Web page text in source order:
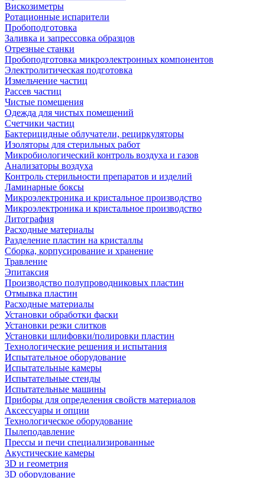
Вискозиметры
Ротационные испарители
Пробоподготовка
Заливка и запрессовка образцов
Отрезные станки
Пробоподготовка микроэлектронных компонентов
Электролитическая подготовка
Измельчение частиц
Рассев частиц
Чистые помещения
Одежда для чистых помещений
Счетчики частиц
Бактерицидные облучатели, рециркуляторы
Изоляторы для стерильных работ
Микробиологический контроль воздуха и газов
Анализаторы воздуха
Контроль стерильности препаратов и изделий
Ламинарные боксы
Микроэлектроника и кристальное производство
Микроэлектроника и кристальное производство
Литография
Расходные материалы
Разделение пластин на кристаллы
Сборка, корпусирование и хранение
Травление
Эпитаксия
Производство полупроводниковых пластин
Отмывка пластин
Расходные материалы
Установки обработки фаски
Установки резки слитков
Установки шлифовки/полировки пластин
Технологические решения и испытания
Испытательное оборудование
Испытательные камеры
Испытательные стенды
Испытательные машины
Приборы для определения свойств материалов
Аксессуары и опции
Технологическое оборудование
Пылеподавление
Прессы и печи специализированные
Акустические камеры
3D и геометрия
3D оборудование